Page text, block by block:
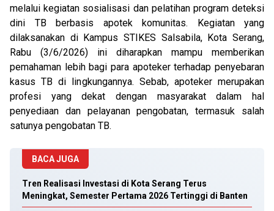
melalui kegiatan sosialisasi dan pelatihan program deteksi
dini TB berbasis apotek komunitas. Kegiatan yang
dilaksanakan di Kampus STIKES Salsabila, Kota Serang,
Rabu (3/6/2026) ini diharapkan mampu memberikan
pemahaman lebih bagi para apoteker terhadap penyebaran
kasus TB di lingkungannya. Sebab, apoteker merupakan
profesi yang dekat dengan masyarakat dalam hal
penyediaan dan pelayanan pengobatan, termasuk salah
satunya pengobatan TB.
BACA JUGA
Tren Realisasi Investasi di Kota Serang Terus
Meningkat, Semester Pertama 2026 Tertinggi di Banten